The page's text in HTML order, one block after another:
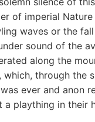
of imperial
waves or the
sound of the
along the
which, through the
was ever and anon
a plaything in their